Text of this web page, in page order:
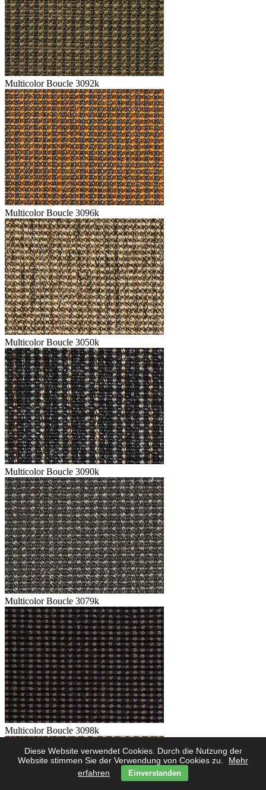
Diese Website verwendet Cookies. Durch die Nutzung der
Website stimmen Sie der Verwendung von Cookies zu.
Mehr
erfahren
Einverstanden
Multicolor Boucle 3092k
Multicolor Boucle 3096k
Multicolor Boucle 3050k
Multicolor Boucle 3090k
Multicolor Boucle 3079k
Multicolor Boucle 3098k